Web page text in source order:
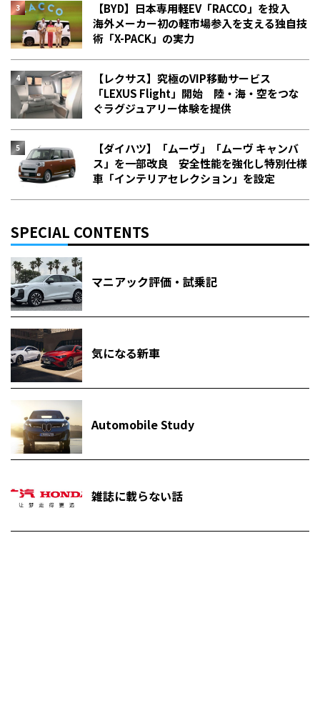
【BYD】日本専用軽EV「RACCO」を投入
海外メーカー初の軽市場参入を支える独自技
術「X-PACK」の実力
【レクサス】究極のVIP移動サービス
「LEXUS Flight」開始 陸・海・空をつな
ぐラグジュアリー体験を提供
【ダイハツ】「ムーヴ」「ムーヴ キャンバ
ス」を一部改良 安全性能を強化し特別仕様
車「インテリアセレクション」を設定
SPECIAL CONTENTS
マニアック評価・試乗記
気になる新車
Automobile Study
雑誌に載らない話